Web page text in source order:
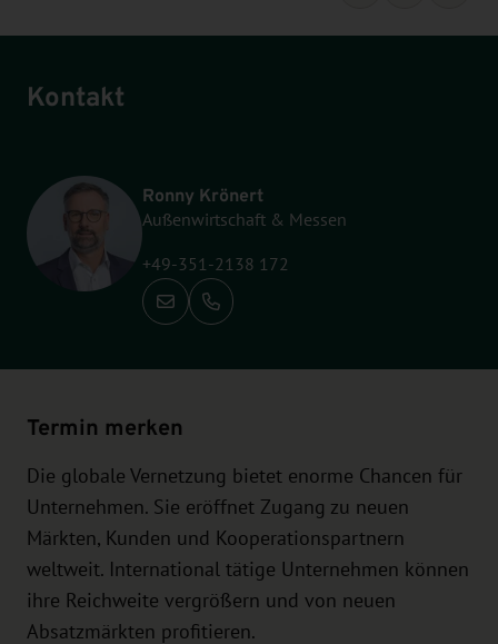
Kontakt
Ronny Krönert
Außenwirtschaft & Messen
+49-351-2138 172
Anrufen: +49-351-2138 172
Termin merken
Die globale Vernetzung bietet enorme Chancen für
Unternehmen. Sie eröffnet Zugang zu neuen
Märkten, Kunden und Kooperationspartnern
weltweit. International tätige Unternehmen können
ihre Reichweite vergrößern und von neuen
Absatzmärkten profitieren.